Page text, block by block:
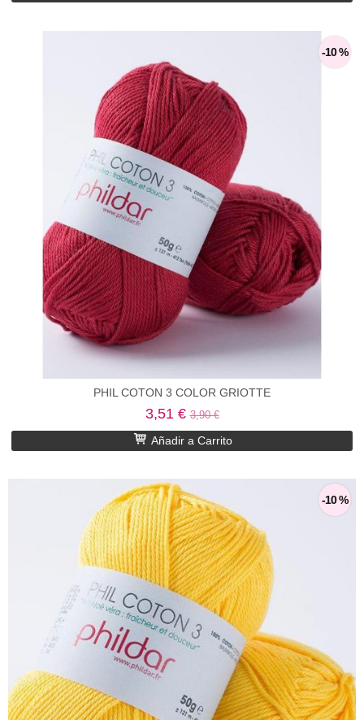
-10 %
PHIL COTON 3 COLOR GRIOTTE
3,51 €3,90 €
Añadir a Carrito
-10 %